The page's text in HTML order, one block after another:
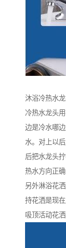
沐浴冷热水
冷热水龙头
边是冷水哪
水。对上以
后把水龙头
热水方向正
另外淋浴花
持花洒是现
吸顶活动花洒